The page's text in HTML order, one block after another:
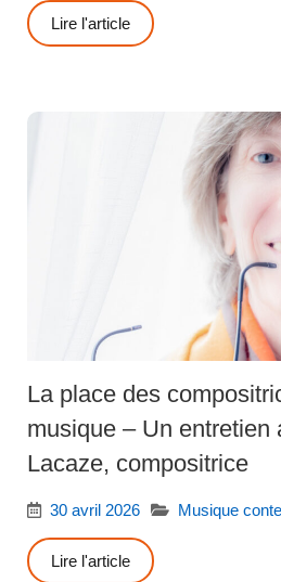
Lire l'article
La place des
musique – Un entretien
Lacaze, compositrice
30 avril 2026 Musique
Lire l'article